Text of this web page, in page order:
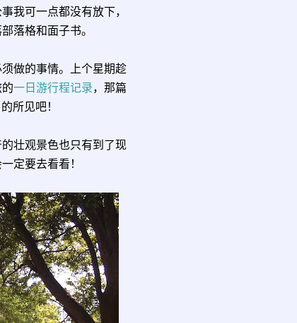
我可一点都没有放下，
落格和面子书。
做的事情。上个星期趁
一日游行程记录，那篇
所见吧！
壮观景色也只有到了现
定要去看看！